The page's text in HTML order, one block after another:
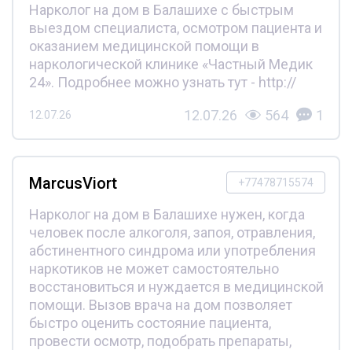
Нарколог на дом в Балашихе с быстрым
выездом специалиста, осмотром пациента и
оказанием медицинской помощи в
наркологической клинике «Частный Медик
24». Подробнее можно узнать тут - http://
12.07.26 12.07.26 564 1
+77478715574
MarcusViort
Нарколог на дом в Балашихе нужен, когда
человек после алкоголя, запоя, отравления,
абстинентного синдрома или употребления
наркотиков не может самостоятельно
восстановиться и нуждается в медицинской
помощи. Вызов врача на дом позволяет
быстро оценить состояние пациента,
провести осмотр, подобрать препараты,